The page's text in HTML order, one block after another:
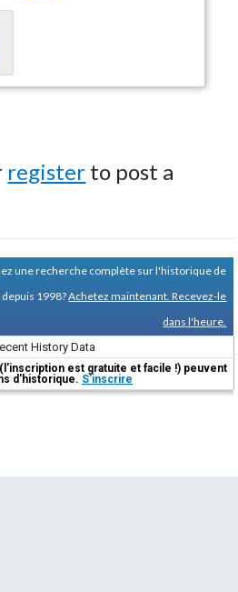
register to post a
une recherche complète sur l'historique de
depuis 1998?Achetez maintenant. Recevez-le
dans l'heure.
History Data
est gratuite et facile !) peuvent
d'historique. S'inscrire